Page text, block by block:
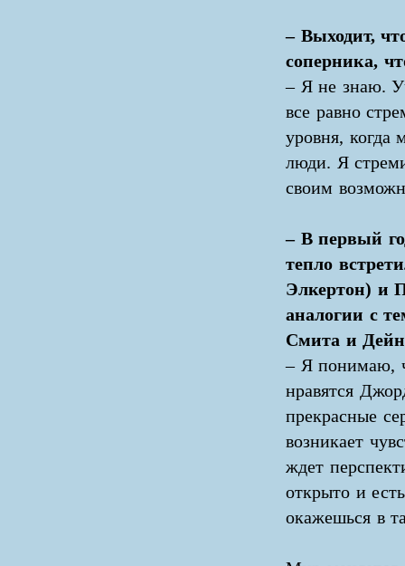
– Выходит,
соперника,
– Я не знаю.
все равно
уровня, когда
люди. Я
своим
– В первый
тепло
Элкертон) и
аналогии с
Смита и
– Я понимаю,
нравятся
прекрасные
возникает
ждет
открыто и
окажешься в